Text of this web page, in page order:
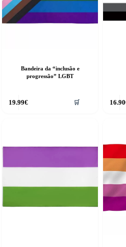
Bandeira da “inclusão e
progressão” LGBT
19.99€ 🛒 16.90